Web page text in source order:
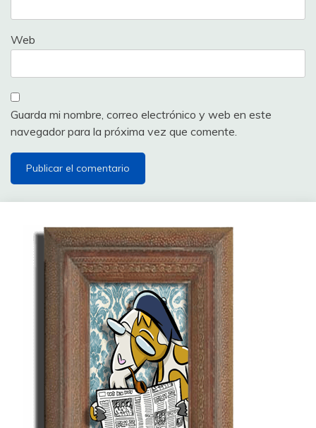
Web
Guarda mi nombre, correo electrónico y web en este
navegador para la próxima vez que comente.